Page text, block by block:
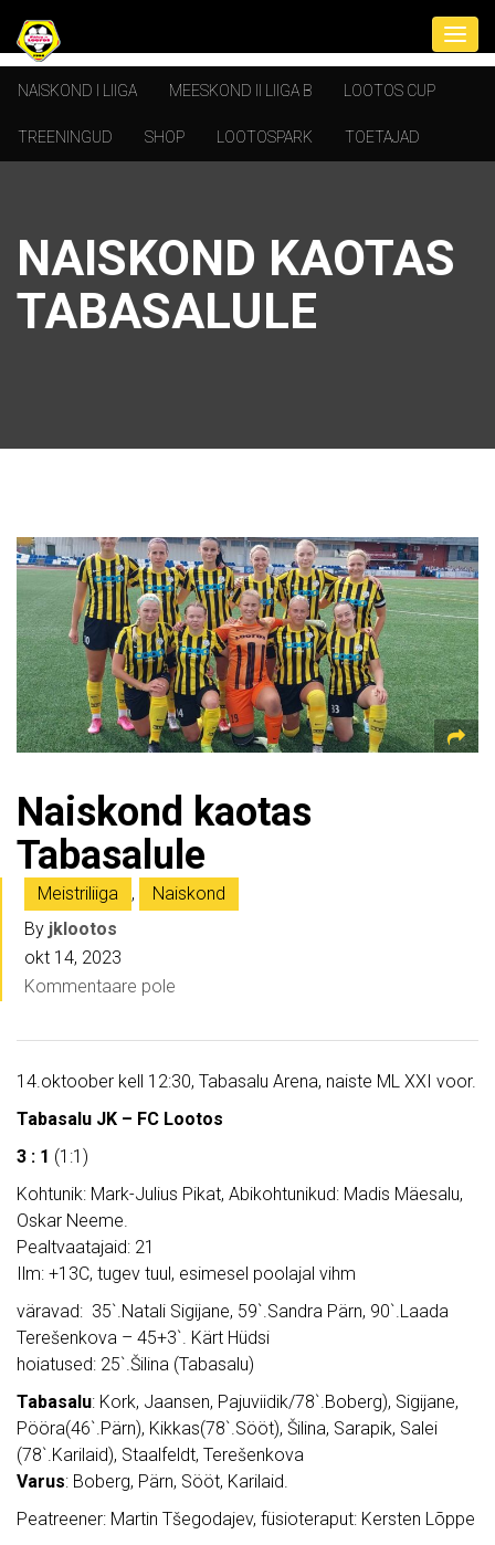
NAISKOND I LIIGA MEESKOND II LIIGA B LOOTOS CUP
TREENINGUD SHOP LOOTOSPARK TOETAJAD
NAISKOND KAOTAS
TABASALULE
Naiskond kaotas
Tabasalule
Meistriliiga ,
Naiskond
By jklootos
okt 14, 2023
Kommentaare pole
14.oktoober kell 12:30, Tabasalu Arena, naiste ML XXI voor.
Tabasalu JK – FC Lootos
3 : 1 (1:1)
Kohtunik: Mark-Julius Pikat, Abikohtunikud: Madis Mäesalu,
Oskar Neeme.
Pealtvaatajaid: 21
Ilm: +13C, tugev tuul, esimesel poolajal vihm
väravad: 35`.Natali Sigijane, 59`.Sandra Pärn, 90`.Laada
Terešenkova – 45+3`. Kärt Hüdsi
hoiatused: 25`.Šilina (Tabasalu)
Tabasalu: Kork, Jaansen, Pajuviidik/78`.Boberg), Sigijane,
Pööra(46`.Pärn), Kikkas(78`.Sööt), Šilina, Sarapik, Salei
(78`.Karilaid), Staalfeldt, Terešenkova
Varus: Boberg, Pärn, Sööt, Karilaid.
Peatreener: Martin Tšegodajev, füsioteraput: Kersten Lõppe